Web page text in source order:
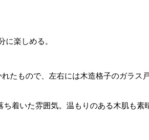
楽しめる。
もので、左右には木造格子のガラス
着いた雰囲気。温もりのある木肌も